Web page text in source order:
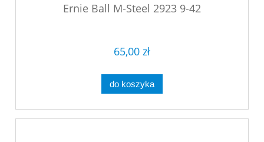
Ernie Ball M-Steel 2923 9-42
65,00 zł
do koszyka